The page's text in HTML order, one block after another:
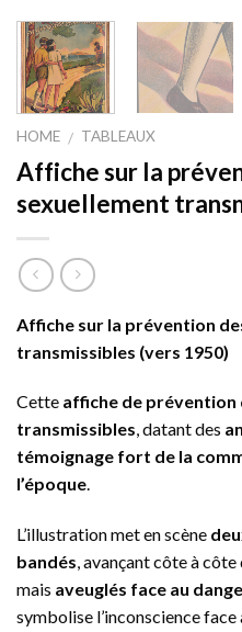
HOME / TABLEAUX
Affiche sur la
sexuellement
Affiche sur la prévention
transmissibles (vers 1950)
Cette affiche de prévention
transmissibles, datant des
témoignage fort de la
l’époque.
L’illustration met en scène
bandés, avançant côte à
mais aveuglés face au
symbolise l’inconscience face